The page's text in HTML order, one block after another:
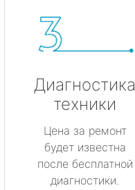
Диагностика
техники
Цена за ремонт
будет известна
после бесплатной
диагностики.